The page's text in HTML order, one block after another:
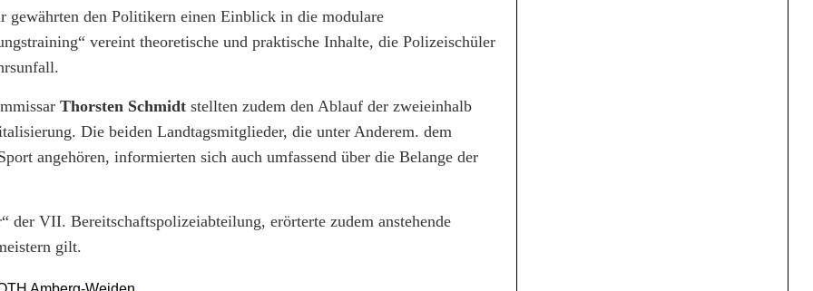
gewährten den Politikern einen Einblick in die modulare
vereint theoretische und praktische Inhalte, die Polizeischüler
Thorsten Schmidt stellten zudem den Ablauf der zweieinhalb
Die beiden Landtagsmitglieder, die unter Anderem. dem
angehören, informierten sich auch umfassend über die Belange der
der VII. Bereitschaftspolizeiabteilung, erörterte zudem anstehende
gilt.